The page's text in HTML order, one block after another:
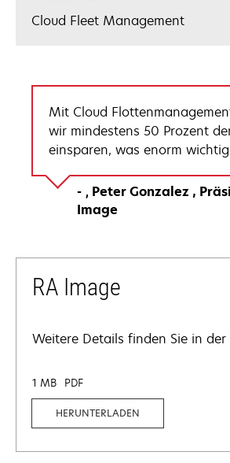
Cloud Fleet Management
Mit Cloud
wir mindestens 50 Prozent
einsparen, was enorm
Peter Gonzalez
Image
RA Image
Weitere Details finden Sie in der
1 MB PDF
HERUNTERLADEN